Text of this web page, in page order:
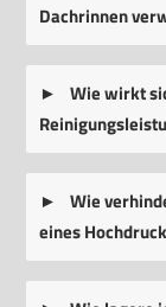
Dachrinnen
Wie wirkt
Wie
eines